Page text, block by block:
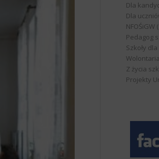
Dla
Dla
NFOŚiGW
Pedagog
Szkoły
Z życia
Projekty